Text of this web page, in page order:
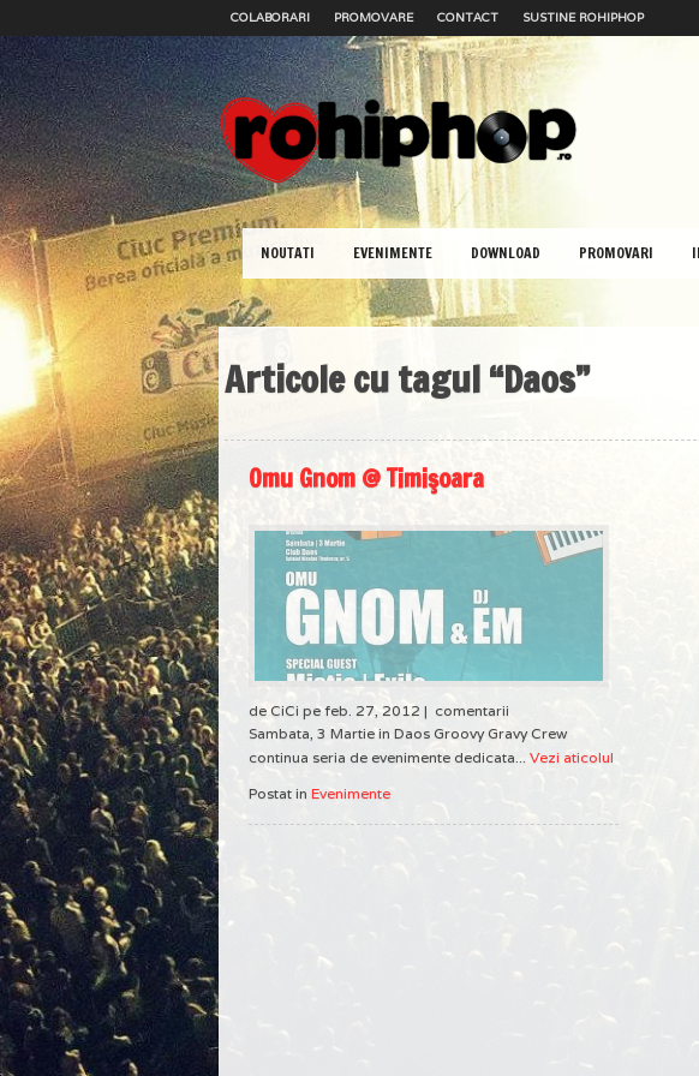
COLABORARI PROMOVARE CONTACT SUSTINE ROHIPHOP
NOUTATI EVENIMENTE DOWNLOAD PROMOVARI
Articole cu tagul “Daos”
Omu Gnom @ Timişoara
de CiCi pe feb. 27, 2012 | comentarii
Sambata, 3 Martie in Daos Groovy Gravy Crew
continua seria de evenimente dedicata... Vezi aticolul
Postat in Evenimente